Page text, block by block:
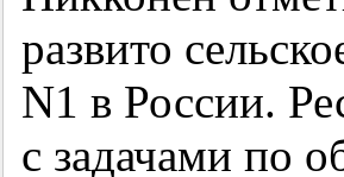
развито
N1 в России.
с задачами по